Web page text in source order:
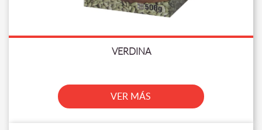
VERDINA
VER MÁS